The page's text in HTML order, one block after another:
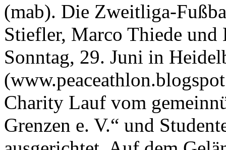
(mab). Die Zweitliga-
Stiefler, Marco Thiede und
Sonntag, 29. Juni in
Charity Lauf vom
Grenzen e. V.“ und